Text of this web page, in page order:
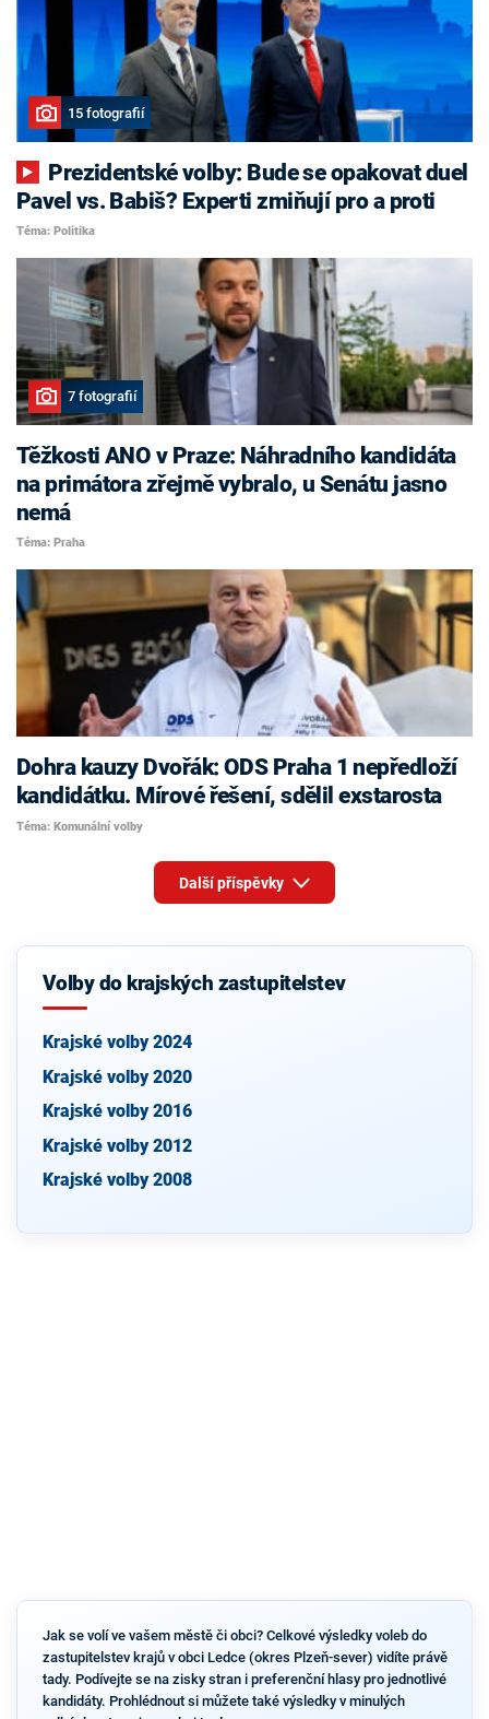
15 fotografií
Pavel vs. Babiš? Experti zmiňují pro a proti
Téma: Politika
7 fotografií
Těžkosti ANO v Praze: Náhradního kandidáta
na primátora zřejmě vybralo, u Senátu jasno
nemá
Téma: Praha
Dohra kauzy Dvořák: ODS Praha 1 nepředloží
kandidátku. Mírové řešení, sdělil exstarosta
Téma: Komunální volby
Další příspěvky
Volby do krajských zastupitelstev
Krajské volby 2024
Krajské volby 2020
Krajské volby 2016
Krajské volby 2012
Krajské volby 2008
Jak se volí ve vašem městě či obci? Celkové výsledky voleb do
zastupitelstev krajů v obci Ledce (okres Plzeň-sever) vidíte právě
tady. Podívejte se na zisky stran i preferenční hlasy pro jednotlivé
kandidáty. Prohlédnout si můžete také výsledky v minulých